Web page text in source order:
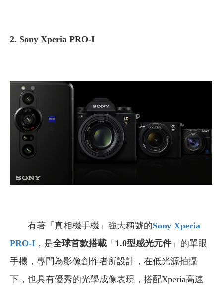
2. Sony Xperia PRO-I
有著「真相機手機」強大稱號的Sony Xperia
PRO-I ，是全球首款搭載 「 1.0型感光元件」的單眼
手機，專門為影像創作者所設計，在低光源拍攝
下，也具有優秀的光學成像表現，搭配Xperia高速